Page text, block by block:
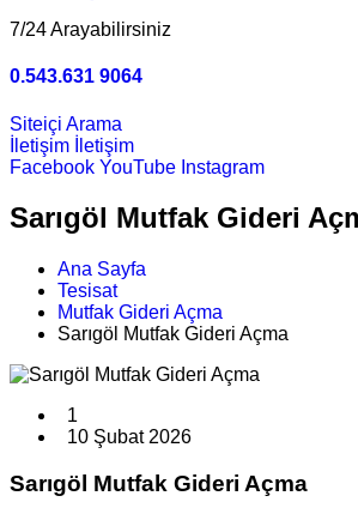
7/24 Arayabilirsiniz
0.543.631 9064
Siteiçi Arama
İletişim
İletişim
Facebook YouTube Instagram
Sarıgöl Mutfak Gideri
Ana Sayfa
Tesisat
Mutfak Gideri Açma
Sarıgöl Mutfak Gideri Açma
1
10 Şubat 2026
Sarıgöl Mutfak Gideri Açma